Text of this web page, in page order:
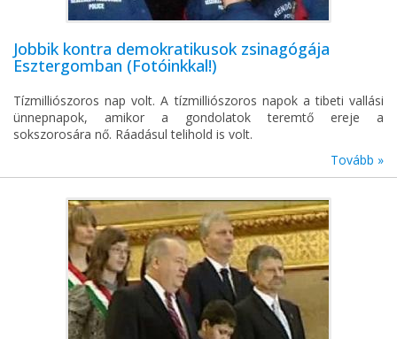
Jobbik kontra demokratikusok zsinagógája
Esztergomban (Fotóinkkal!)
Tízmilliószoros nap volt. A tízmilliószoros napok a tibeti vallási
ünnepnapok, amikor a gondolatok teremtő ereje a
sokszorosára nő. Ráadásul telihold is volt.
Tovább »